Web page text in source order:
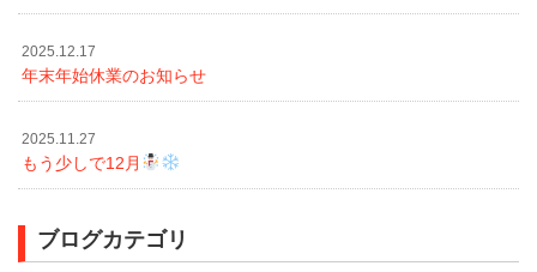
2025.12.17
年末年始休業のお知らせ
2025.11.27
もう少しで12月
ブログカテゴリ